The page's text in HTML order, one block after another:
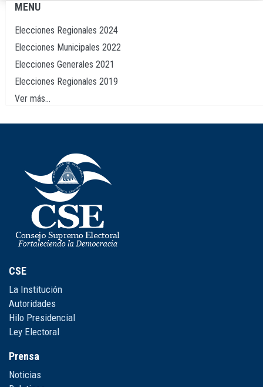
Navegación
principal
MENU
Elecciones Regionales 2024
Elecciones Municipales 2022
Elecciones Generales 2021
Elecciones Regionales 2019
Ver más...
CSE
La Institución
Autoridades
Hilo Presidencial
Ley Electoral
Prensa
Noticias